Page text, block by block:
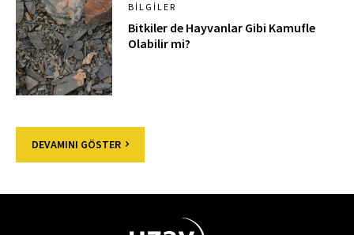
BILGILER
Bitkiler de Hayvanlar Gibi Kamufle
Olabilir mi?
DEVAMINI GÖSTER